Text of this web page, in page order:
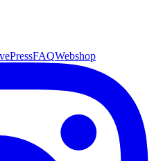
PressFAQWebshop